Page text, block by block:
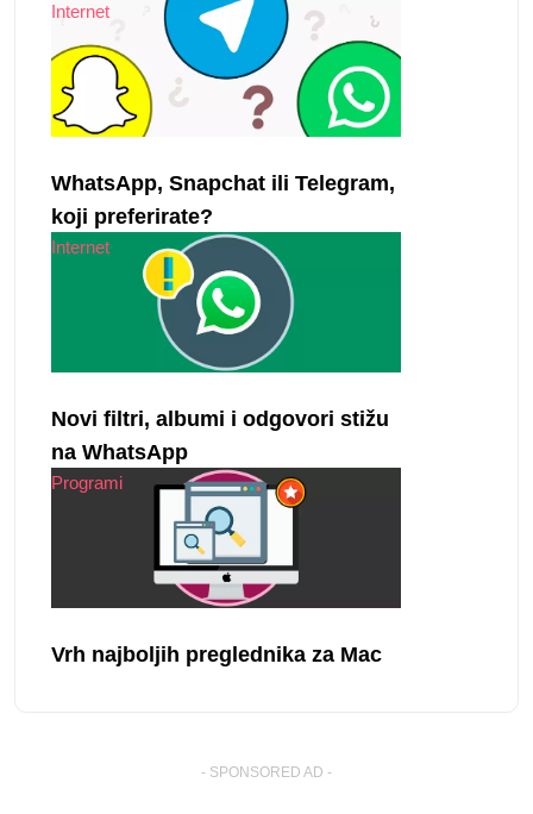
Internet
WhatsApp, Snapchat ili Telegram,
koji preferirate?
Internet
Novi filtri, albumi i odgovori stižu
na WhatsApp
Programi
Vrh najboljih preglednika za Mac
- SPONSORED AD -